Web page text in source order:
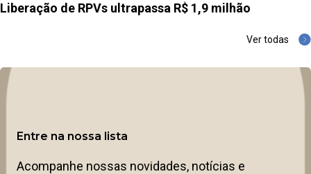
Liberação de RPVs ultrapassa R$ 1,9 milhão
Ver todas
Entre na nossa lista
Acompanhe nossas novidades, notícias e